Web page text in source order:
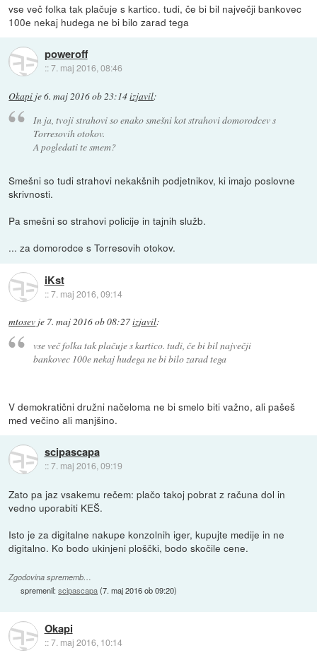
vse več folka tak plačuje s kartico. tudi, če bi bil največji bankovec
100e nekaj hudega ne bi bilo zarad tega
poweroff
::7. maj 2016, 08:46
Okapi je6. maj 2016 ob 23:14izjavil:
In ja, tvoji strahovi so enako smešni kot strahovi domorodcev s
Torresovih otokov.
A pogledati te smem?
Smešni so tudi strahovi nekakšnih podjetnikov, ki imajo poslovne
skrivnosti.
Pa smešni so strahovi policije in tajnih služb.
... za domorodce s Torresovih otokov.
iKst
::7. maj 2016, 09:14
mtosev je 7. maj 2016 ob 08:27izjavil:
vse več folka tak plačuje s kartico. tudi, če bi bil največji
bankovec 100e nekaj hudega ne bi bilo zarad tega
V demokratični družni načeloma ne bi smelo biti važno, ali pašeš
med večino ali manjšino.
scipascapa
::7. maj 2016, 09:19
Zato pa jaz vsakemu rečem: plačo takoj pobrat z računa dol in
vedno uporabiti KEŠ.
Isto je za digitalne nakupe konzolnih iger, kupujte medije in ne
digitalno. Ko bodo ukinjeni ploščki, bodo skočile cene.
Zgodovina sprememb…
spremenil:scipascapa(7. maj 2016 ob 09:20)
Okapi
::7. maj 2016, 10:14